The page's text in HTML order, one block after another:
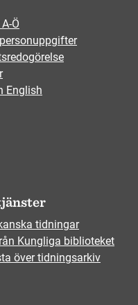
Ö
English
tidningar
Kungliga biblioteket
över tidningsarkiv